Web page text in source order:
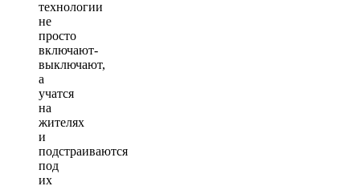
технологии
не
просто
включают-
выключают,
а
учатся
на
жителях
и
подстраиваются
под
их